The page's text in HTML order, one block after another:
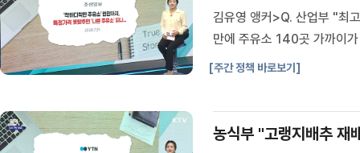
김유영 앵커>Q. 산업부 "최
만에 주유소 140곳 가까이
가 나왔습니다.지난 3월부
[주간 정책 바로보기]
농식부 "고랭지배추 재